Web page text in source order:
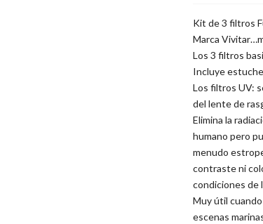
Kit de 3 filtros
Marca
Los 3 filtros
Incluye
Los filtros UV:
del lente de
Elimina la
humano pero
menudo
contraste ni
condiciones de
Muy útil
escenas